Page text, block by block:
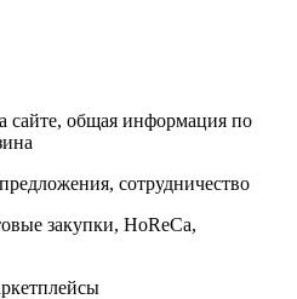
сайте, общая информация по
сотрудничество
закупки, HoReCa,